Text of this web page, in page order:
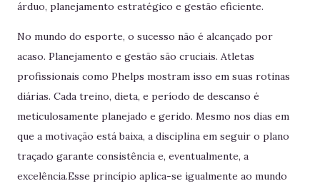
árduo, planejamento estratégico e gestão eficiente.
No mundo do esporte, o sucesso não é alcançado por
acaso. Planejamento e gestão são cruciais. Atletas
profissionais como Phelps mostram isso em suas rotinas
diárias. Cada treino, dieta, e período de descanso é
meticulosamente planejado e gerido. Mesmo nos dias em
que a motivação está baixa, a disciplina em seguir o plano
traçado garante consistência e, eventualmente, a
excelência.Esse princípio aplica-se igualmente ao mundo